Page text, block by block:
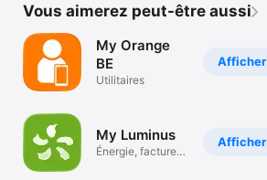
Vous aimerez peut-être aussi
Afficher
My Orange
BE
Utilitaires
Afficher
My Luminus
Énergie, factures